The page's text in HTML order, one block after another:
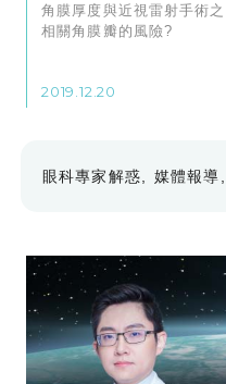
角膜厚度與近視雷射手術
相關角膜瓣的風險?
2019.12.20
眼科專家解惑 媒體報導